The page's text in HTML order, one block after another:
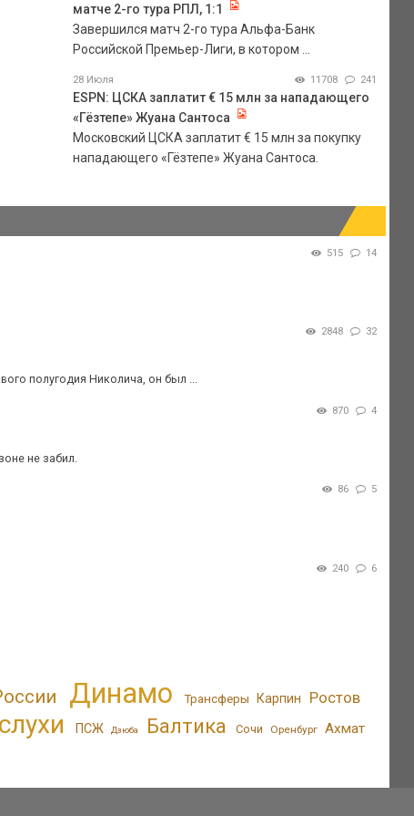
матче 2-го тура РПЛ, 1:1
Завершился матч 2-го тура Альфа-Банк
Российской Премьер-Лиги, в котором ...
28 Июля 11708 241
ESPN: ЦСКА заплатит € 15 млн за нападающего
«Гёзтепе» Жуана Сантоса
Московский ЦСКА заплатит € 15 млн за покупку
нападающего «Гёзтепе» Жуана Сантоса.
515 14
2848 32
полугодия Николича, он был ...
870 4
не забил.
86 5
240 6
Динамо Трансферы Карпин Ростов
ПСЖ Дзюба Балтика Сочи Оренбург Ахмат